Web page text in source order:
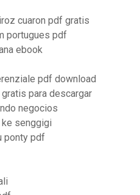
cuaron pdf gratis
portugues pdf
ebook
pdf download
para descargar
negocios
ke senggigi
ponty pdf